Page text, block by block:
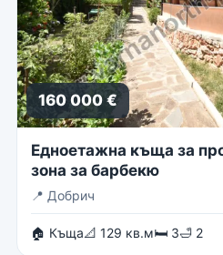
160 000 €
Едноетажна къща за
зона за барбекю
📍 Добрич
🏠 Къща📐 129 кв.м🛏 3🛁 2